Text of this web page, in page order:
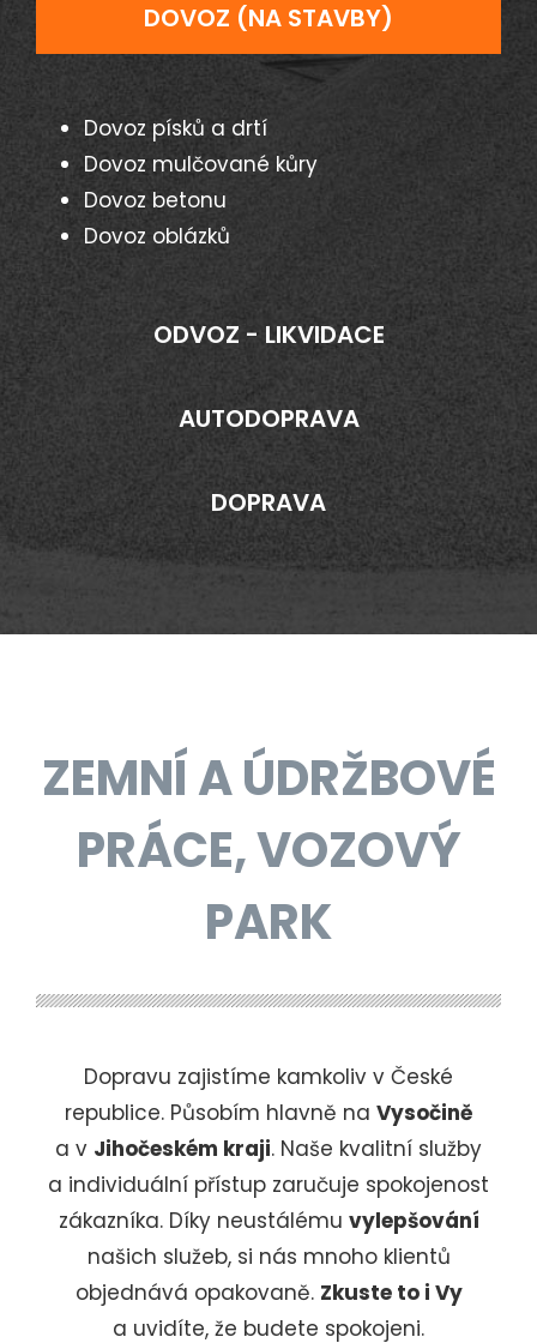
DOVOZ (NA STAVBY)
Dovoz písků a drtí
Dovoz mulčované kůry
Dovoz betonu
Dovoz oblázků
ODVOZ - LIKVIDACE
AUTODOPRAVA
DOPRAVA
ZEMNÍ A ÚDRŽBOVÉ
PRÁCE, VOZOVÝ
PARK
Dopravu zajistíme kamkoliv v České
republice. Působím hlavně na Vysočině
a v Jihočeském kraji. Naše kvalitní služby
a individuální přístup zaručuje spokojenost
zákazníka. Díky neustálému vylepšování
našich služeb, si nás mnoho klientů
objednává opakovaně. Zkuste to i Vy
a uvidíte, že budete spokojeni.